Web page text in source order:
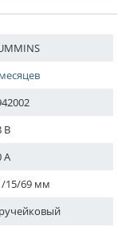
В
A
15/69 мм